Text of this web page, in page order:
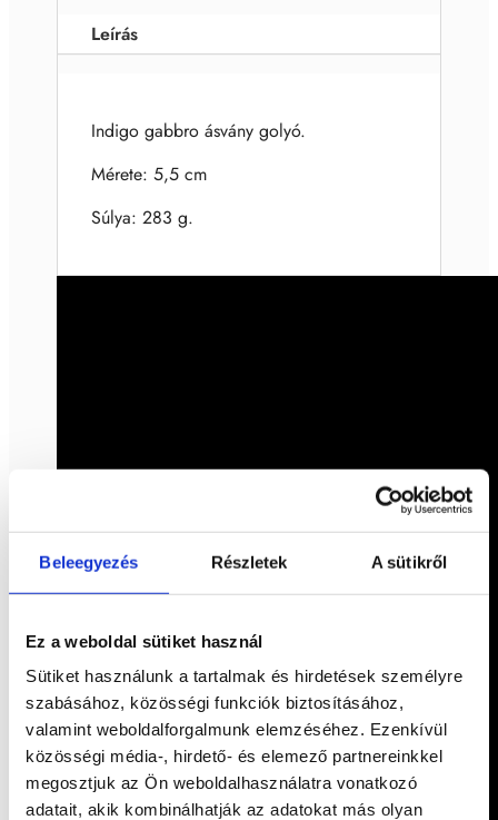
Beleegyezés Részletek A sütikről
Ez a weboldal sütiket használ
Sütiket használunk a tartalmak és hirdetések személyre
szabásához, közösségi funkciók biztosításához,
valamint weboldalforgalmunk elemzéséhez. Ezenkívül
közösségi média-, hirdető- és elemező partnereinkkel
megosztjuk az Ön weboldalhasználatra vonatkozó
adatait, akik kombinálhatják az adatokat más olyan
Leírás
Indigo gabbro ásvány golyó.
Mérete: 5,5 cm
Súlya: 283 g.